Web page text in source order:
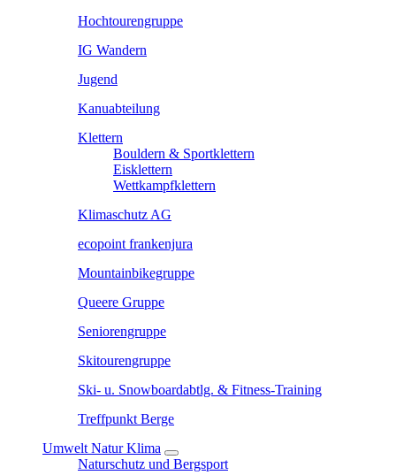
Hochtourengruppe
IG Wandern
Jugend
Kanuabteilung
Klettern
Bouldern & Sportklettern
Eisklettern
Wettkampfklettern
Klimaschutz AG
ecopoint frankenjura
Mountainbikegruppe
Queere Gruppe
Seniorengruppe
Skitourengruppe
Ski- u. Snowboardabtlg. & Fitness-Training
Treffpunkt Berge
Umwelt Natur Klima
Naturschutz und Bergsport